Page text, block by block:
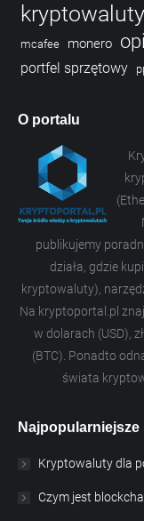
kryptowaluty
mcafee monero
portfel sprzętowy
O portalu
publikujemy
działa, gdzie
kryptowaluty),
Na kryptoportal.pl
w dolarach (USD),
(BTC). Ponadto
świata
Najpopularniejsze
Kryptowaluty dla
Czym jest